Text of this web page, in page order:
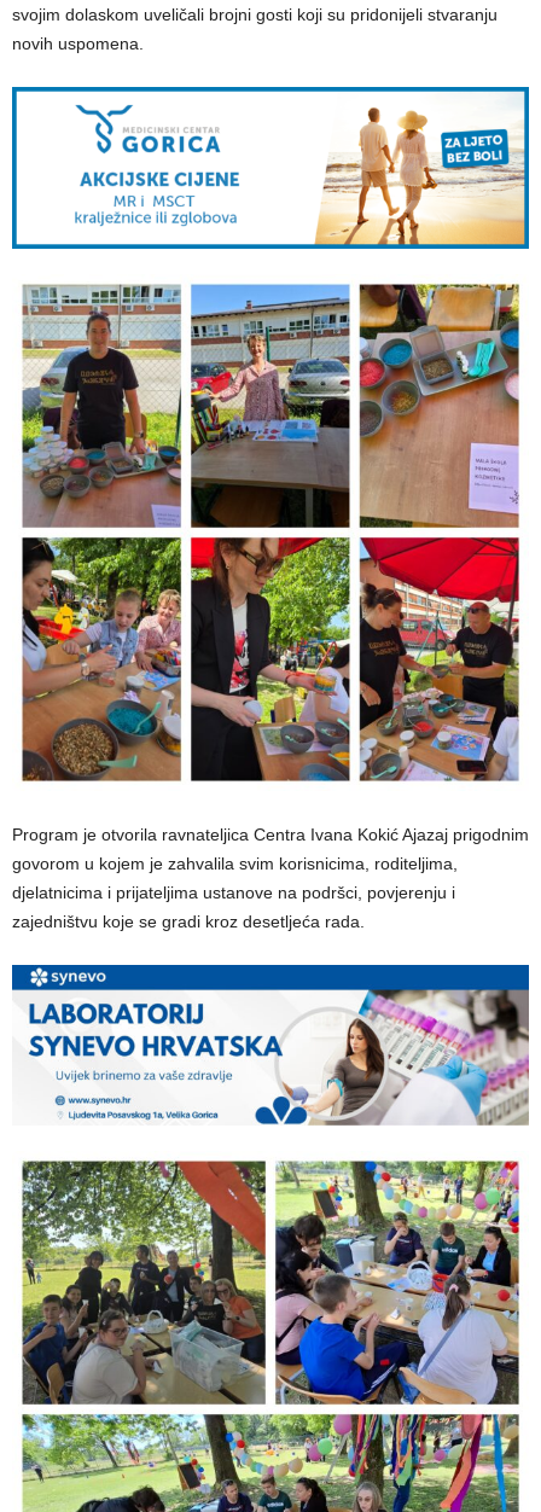
svojim dolaskom uveličali brojni gosti koji su pridonijeli stvaranju
novih uspomena.
Program je otvorila ravnateljica Centra Ivana Kokić Ajazaj prigodnim
govorom u kojem je zahvalila svim korisnicima, roditeljima,
djelatnicima i prijateljima ustanove na podršci, povjerenju i
zajedništvu koje se gradi kroz desetljeća rada.